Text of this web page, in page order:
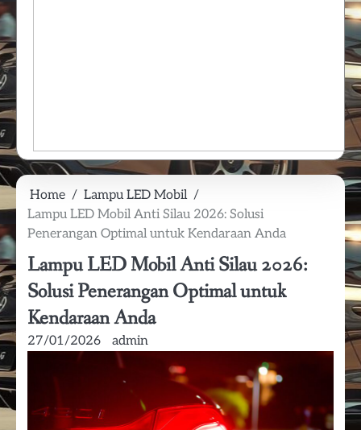
Home
Lampu LED Mobil
Lampu LED Mobil Anti Silau 2026: Solusi
Penerangan Optimal untuk Kendaraan Anda
Lampu LED Mobil Anti Silau 2026:
Solusi Penerangan Optimal untuk
Kendaraan Anda
27/01/2026 admin